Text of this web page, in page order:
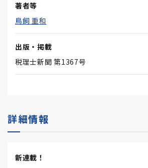
著者等
鳥飼 重和
出版・掲載
税理士新聞 第1367号
詳細情報
新連載！